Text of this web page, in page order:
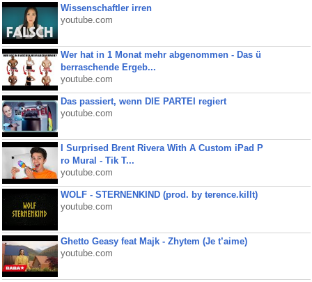
Wissenschaftler irren
youtube.com
Wer hat in 1 Monat mehr abgenommen - Das ü
berraschende Ergeb...
youtube.com
Das passiert, wenn DIE PARTEI regiert
youtube.com
I Surprised Brent Rivera With A Custom iPad P
ro Mural - Tik T...
youtube.com
WOLF - STERNENKIND (prod. by terence.killt)
youtube.com
Ghetto Geasy feat Majk - Zhytem (Je t’aime)
youtube.com